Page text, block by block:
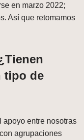
en marzo 2022;
Así que retomamos
tipo de
apoyo entre nosotras
agrupaciones